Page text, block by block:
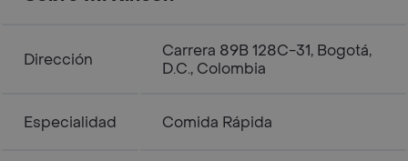
Dirección
Carrera 89B 128C-31, Bogotá,
D.C., Colombia
Especialidad Comida Rápida